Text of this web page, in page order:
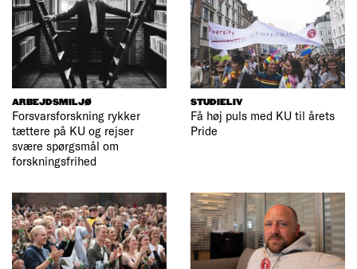
ARBEJDSMILJØ
Forsvarsforskning rykker
tættere på KU og rejser
svære spørgsmål om
forskningsfrihed
STUDIELIV
Få høj puls med KU til årets
Pride